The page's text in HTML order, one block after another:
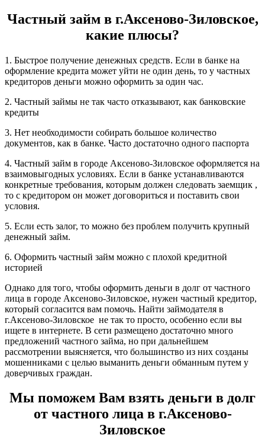
Частный займ в г.Аксеново-Зиловское,
какие плюсы?
1. Быстрое получение денежных средств. Если в банке на
оформление кредита может уйти не один день, то у частных
кредиторов деньги можно оформить за один час.
2. Частный займы не так часто отказывают, как банковские
кредиты
3. Нет необходимости собирать большое количество
документов, как в банке. Часто достаточно одного паспорта
4. Частный займ в городе Аксеново-Зиловское оформляется на
взаимовыгодных условиях. Если в банке устанавливаются
конкретные требования, которым должен следовать заемщик ,
то с кредитором он может договориться и поставить свои
условия.
5. Если есть залог, то можно без проблем получить крупный
денежный займ.
6. Оформить частный займ можно с плохой кредитной
историей
Однако для того, чтобы оформить деньги в долг от частного
лица в городе Аксеново-Зиловское, нужен частный кредитор,
который согласится вам помочь. Найти займодателя в
г.Аксеново-Зиловское не так то просто, особенно если вы
ищете в интернете. В сети размещено достаточно много
предложений частного займа, но при дальнейшем
рассмотрении выясняется, что большинство из них созданы
мошенниками с целью выманить деньги обманным путем у
доверчивых граждан.
Мы поможем Вам взять деньги в долг
от частного лица в г.Аксеново-
Зиловское